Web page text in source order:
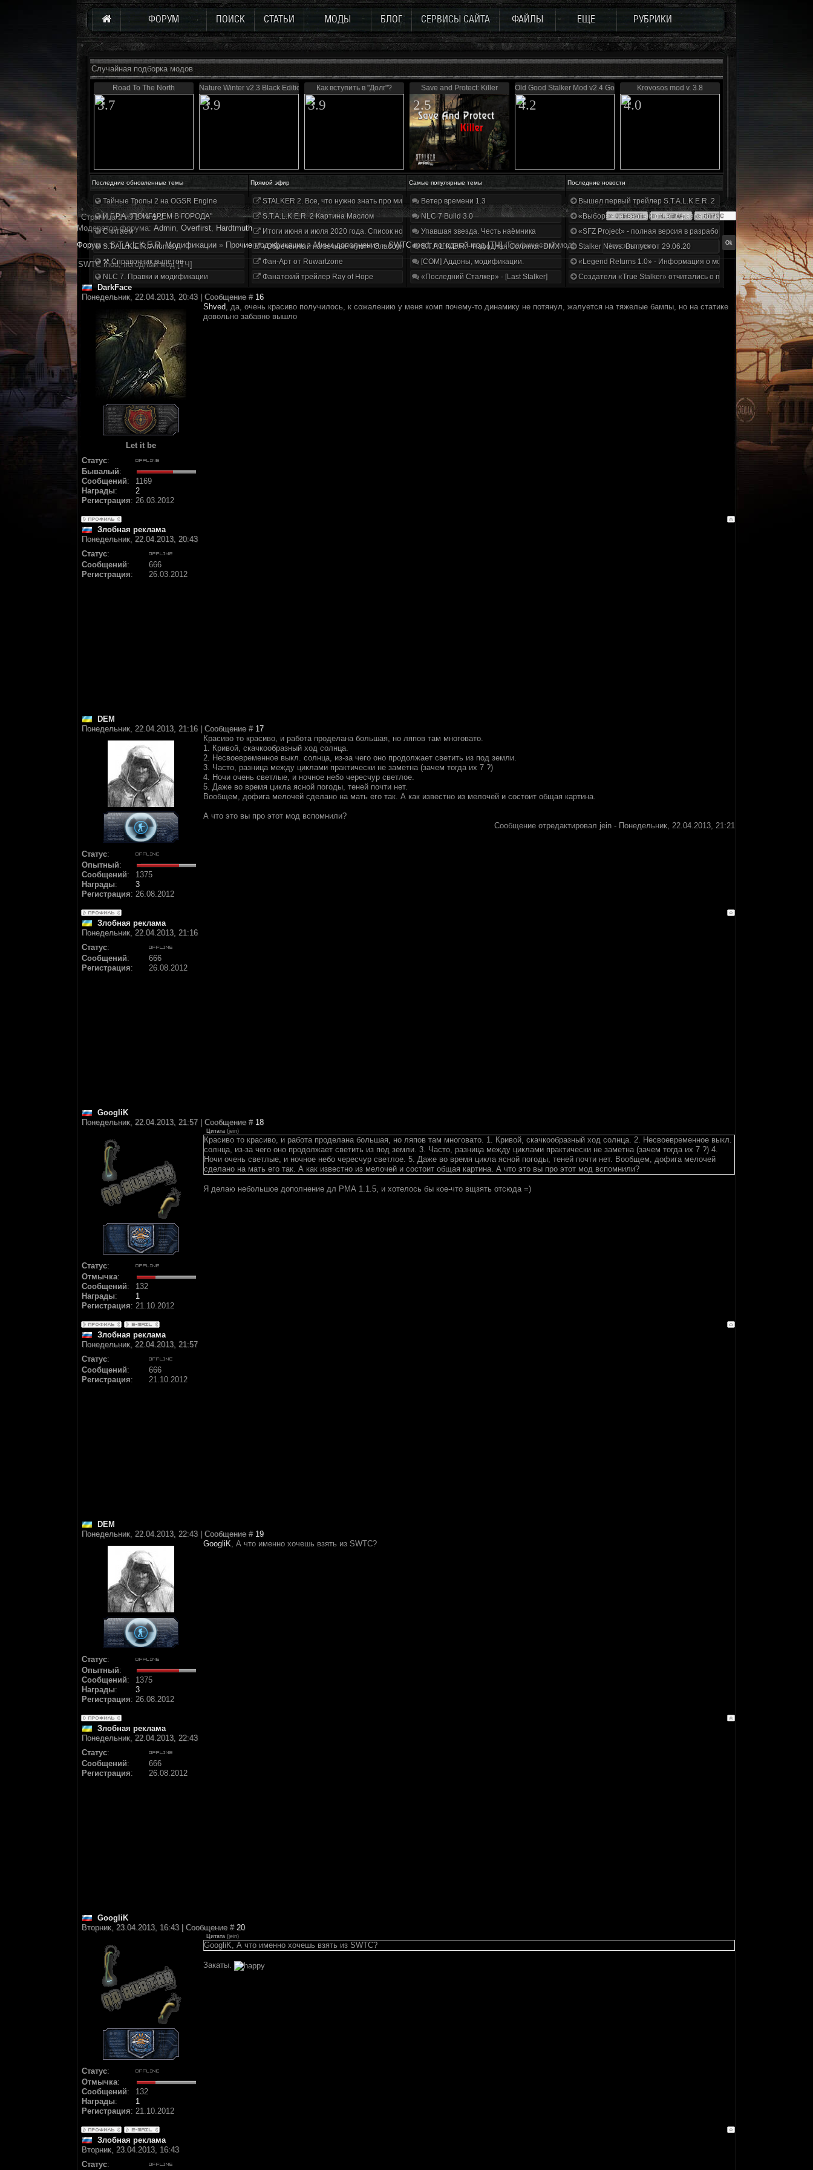
ФОРУМ ПОИСК СТАТЬИ МОДЫ БЛОГ СЕРВИСЫ САЙТА ФАЙЛЫ ЕЩЕ РУБРИКИ
Случайная подборка модов
Road To The North
3.7
Nature Winter v2.3 Black Edition
3.9
Как вступить в "Долг"?
3.9
Save and Protect: Killer
2.5
Old Good Stalker Mod v2.4 Gold
4.2
Krovosos mod v. 3.8
4.0
Последние обновленные темы Прямой эфир Самые популярные темы Последние новости
Тайные Тропы 2 на OGSR Engine
И.Г.Р.А. "ПОИГАРЕМ В ГОРОДА"
Считаем
S.T.A.L.K.E.R. Anomaly
⚒ Справочник вылетов
NLC 7. Правки и модификации
STALKER 2. Все, что нужно знать про мир, геймплей и сюжет | Разбор трейлера
S.T.A.L.K.E.R. 2 Картина Маслом
Итоги июня и июля 2020 года. Список нововведений
«Обречённый на вечные муки». Слабоумие и отвага
Фан-Арт от Ruwartzone
Фанатский трейлер Ray of Hope
Ветер времени 1.3
NLC 7 Build 3.0
Упавшая звезда. Честь наёмника
S.T.A.L.K.E.R. - Народная Солянка+DMX 1.3.5.ООП.МА.К.
[COM] Аддоны, модификации.
«Последний Сталкер» - [Last Stalker]
Вышел первый трейлер S.T.A.L.K.E.R. 2
«Выбор» - четвертый отчет о разработке!
«SFZ Project» - полная версия в разработке!
Stalker News. Выпуск от 29.06.20
«Legend Returns 1.0» - Информация о моде за июнь 2020
Создатели «True Stalker» отчитались о проделанной работе
Страница2из2 « 1 2
Модератор форума: Аdmin, Overfirst, Hardtmuth
Форум » S.T.A.L.K.E.R. Модификации » Прочие модификации » Мини дополнения » SWTC mod, погодный мод [ТЧ] (Графический мод)
SWTC mod, погодный мод [ТЧ]
DarkFace
Понедельник, 22.04.2013, 20:43 | Сообщение # 16
Let it be
Статус:
Бывалый:
Сообщений:
1169
Награды:
2
Регистрация: 26.03.2012
Shved, да, очень красиво получилось, к сожалению у меня комп почему-то динамику не потянул, жалуется на тяжелые бампы, но на статике
довольно забавно вышло
Злобная реклама
Понедельник, 22.04.2013, 20:43
Статус:
Сообщений:
666
Регистрация: 26.03.2012
DEM
Понедельник, 22.04.2013, 21:16 | Сообщение # 17
Статус:
Опытный:
Сообщений:
1375
Награды:
3
Регистрация: 26.08.2012
Красиво то красиво, и работа проделана большая, но ляпов там многовато.
1. Кривой, скачкообразный ход солнца.
2. Несвоевременное выкл. солнца, из-за чего оно продолжает светить из под земли.
3. Часто, разница между циклами практически не заметна (зачем тогда их 7 ?)
4. Ночи очень светлые, и ночное небо чересчур светлое.
5. Даже во время цикла ясной погоды, теней почти нет.
Вообщем, дофига мелочей сделано на мать его так. А как известно из мелочей и состоит общая картина.
А что это вы про этот мод вспомнили?
Сообщение отредактировал jein - Понедельник, 22.04.2013, 21:21
Злобная реклама
Понедельник, 22.04.2013, 21:16
Статус:
Сообщений:
666
Регистрация: 26.08.2012
GoogliK
Понедельник, 22.04.2013, 21:57 | Сообщение # 18
Статус:
Отмычка:
Сообщений:
132
Награды:
1
Регистрация: 21.10.2012
Цитата (jein)
Красиво то красиво, и работа проделана большая, но ляпов там многовато. 1. Кривой, скачкообразный ход солнца. 2. Несвоевременное выкл.
солнца, из-за чего оно продолжает светить из под земли. 3. Часто, разница между циклами практически не заметна (зачем тогда их 7 ?) 4.
Ночи очень светлые, и ночное небо чересчур светлое. 5. Даже во время цикла ясной погоды, теней почти нет. Вообщем, дофига мелочей
сделано на мать его так. А как известно из мелочей и состоит общая картина. А что это вы про этот мод вспомнили?
Я делаю небольшое дополнение дл РМА 1.1.5, и хотелось бы кое-что вщзять отсюда =)
Злобная реклама
Понедельник, 22.04.2013, 21:57
Статус:
Сообщений:
666
Регистрация: 21.10.2012
DEM
Понедельник, 22.04.2013, 22:43 | Сообщение # 19
Статус:
Опытный:
Сообщений:
1375
Награды:
3
Регистрация: 26.08.2012
GoogliK, А что именно хочешь взять из SWTC?
Злобная реклама
Понедельник, 22.04.2013, 22:43
Статус:
Сообщений:
666
Регистрация: 26.08.2012
GoogliK
Вторник, 23.04.2013, 16:43 | Сообщение # 20
Статус:
Отмычка:
Сообщений:
132
Награды:
1
Регистрация: 21.10.2012
Цитата (jein)
GoogliK, А что именно хочешь взять из SWTC?
Закаты.
Злобная реклама
Вторник, 23.04.2013, 16:43
Статус: